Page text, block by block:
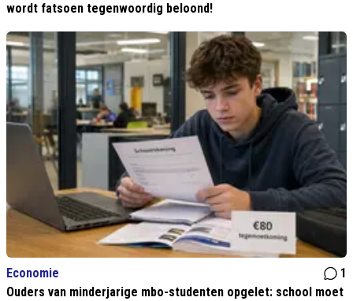
wordt fatsoen tegenwoordig beloond!
Economie
1
Ouders van minderjarige mbo-studenten opgelet: school moet